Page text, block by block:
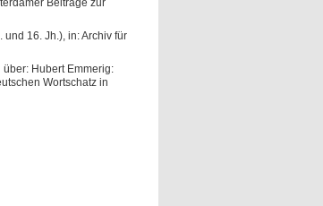
Beiträge zur
16. Jh.), in: Archiv für
Hubert Emmerig:
Wortschatz in